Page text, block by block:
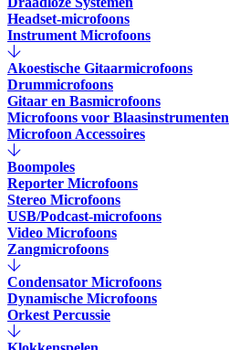
Headset-microfoons
Instrument Microfoons
Akoestische Gitaarmicrofoons
Drummicrofoons
Gitaar en Basmicrofoons
Microfoons voor Blaasinstrumenten
Microfoon Accessoires
Boompoles
Reporter Microfoons
Stereo Microfoons
USB/Podcast-microfoons
Video Microfoons
Zangmicrofoons
Condensator Microfoons
Dynamische Microfoons
Orkest Percussie